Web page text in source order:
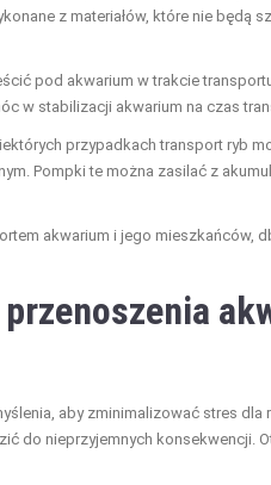
z materiałów, które nie będą
pod akwarium w trakcie
w stabilizacji akwarium na czas
przypadkach transport ryb
Pompki te można zasilać z
akwarium i jego mieszkańców,
aby zminimalizować stres dla
do nieprzyjemnych konsekwencji.